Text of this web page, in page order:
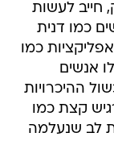
חייב לעשות
כמו דנית
כמו
אנשים
ההיכרויות
קצת כמו
לב שנעלמה